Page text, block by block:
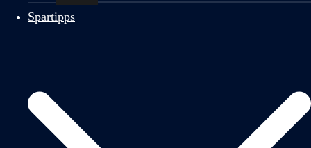
Spartipps